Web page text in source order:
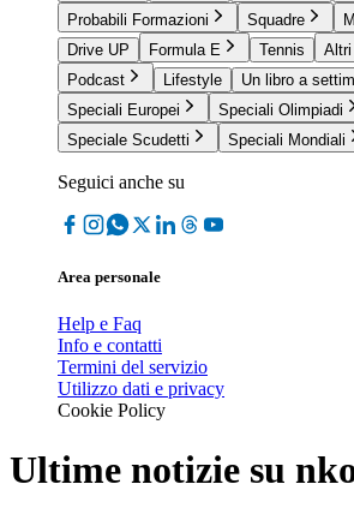
Probabili Formazioni
Squadre
Drive UP
Formula E Tennis
Podcast
Lifestyle
Un libro a
Speciali Europei
Speciali Olimpiadi
Speciale Scudetti
Speciali Mondiali
Seguici anche su
Area personale
Help e Faq
Info e contatti
Termini del servizio
Utilizzo dati e privacy
Cookie Policy
Ultime notizie su